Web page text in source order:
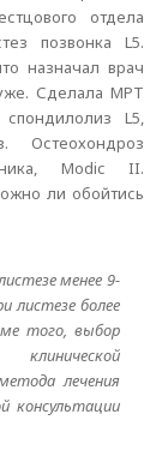
отдела
позвонка L5.
назначал врач
Сделала МРТ
L5,
Остеохондроз
Modic II.
ли обойтись
менее 9-
листезе более
того, выбор
лечения
консультации